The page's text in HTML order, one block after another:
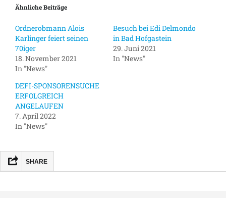
Ähnliche Beiträge
Ordnerobmann Alois
Karlinger feiert seinen
70iger
18. November 2021
In "News"
Besuch bei Edi Delmondo
in Bad Hofgastein
29. Juni 2021
In "News"
DEFI-SPONSORENSUCHE
ERFOLGREICH
ANGELAUFEN
7. April 2022
In "News"
SHARE